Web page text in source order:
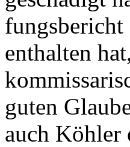
fungsbericht
enthalten
guten
auch Köhler